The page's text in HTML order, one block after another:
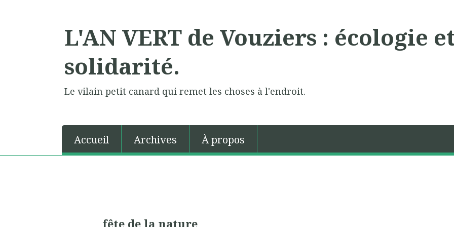
L'AN VERT de Vouziers : écologie
solidarité.
Le vilain petit canard qui remet les choses à l'endroit.
Accueil Archives À propos
fête de la nature